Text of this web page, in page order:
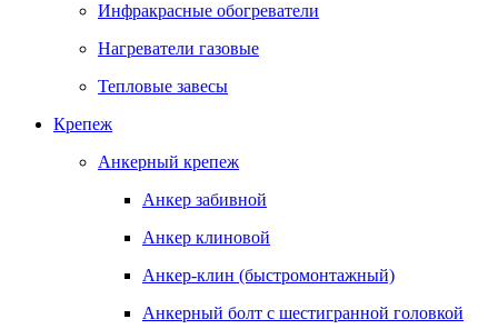
Инфракрасные обогреватели
Нагреватели газовые
Тепловые завесы
Крепеж
Анкерный крепеж
Анкер забивной
Анкер клиновой
Анкер-клин (быстромонтажный)
Анкерный болт с шестигранной головкой